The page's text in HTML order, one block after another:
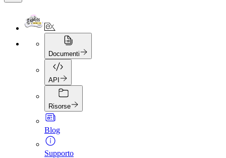
Documenti
API
Risorse
Blog
Supporto